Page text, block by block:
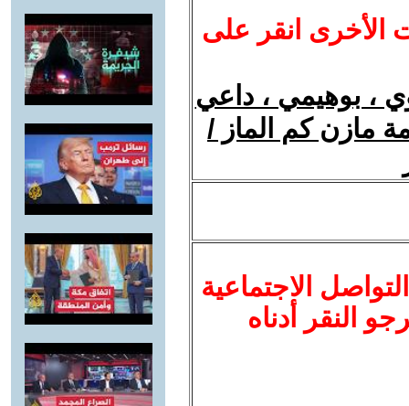
الأخرى انقر على
، بوهيمي ، داعي
مازن كم الماز /
الاجتماعية
النقر أدناه